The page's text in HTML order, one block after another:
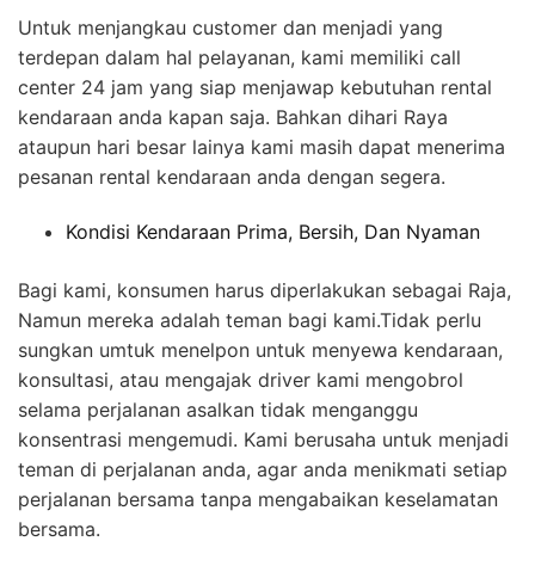
Untuk menjangkau customer dan menjadi yang
terdepan dalam hal pelayanan, kami memiliki call
center 24 jam yang siap menjawap kebutuhan rental
kendaraan anda kapan saja. Bahkan dihari Raya
ataupun hari besar lainya kami masih dapat menerima
pesanan rental kendaraan anda dengan segera.
Kondisi Kendaraan Prima, Bersih, Dan Nyaman
Bagi kami, konsumen harus diperlakukan sebagai Raja,
Namun mereka adalah teman bagi kami.Tidak perlu
sungkan umtuk menelpon untuk menyewa kendaraan,
konsultasi, atau mengajak driver kami mengobrol
selama perjalanan asalkan tidak menganggu
konsentrasi mengemudi. Kami berusaha untuk menjadi
teman di perjalanan anda, agar anda menikmati setiap
perjalanan bersama tanpa mengabaikan keselamatan
bersama.